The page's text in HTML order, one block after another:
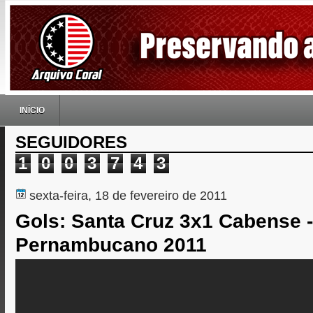
INÍCIO
SEGUIDORES
1
0 0 3 7 4 3
sexta-feira, 18 de fevereiro de 2011
Gols: Santa Cruz 3x1 Cabense -
Pernambucano 2011